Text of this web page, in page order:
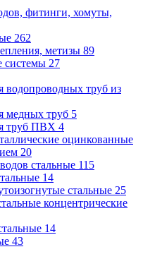
фитинги, хомуты,
262
метизы 89
системы 27
водопроводных труб из
медных труб 5
труб ПВХ 4
оцинкованные
20
стальные 115
14
стальные 25
концентрические
14
43